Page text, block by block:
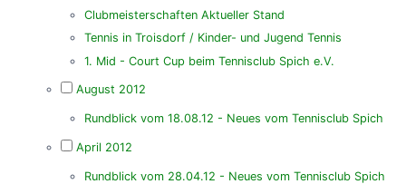
Clubmeisterschaften Aktueller Stand
Tennis in Troisdorf / Kinder- und Jugend Tennis
1. Mid - Court Cup beim Tennisclub Spich e.V.
August 2012
Rundblick vom 18.08.12 - Neues vom Tennisclub Spich
April 2012
Rundblick vom 28.04.12 - Neues vom Tennisclub Spich